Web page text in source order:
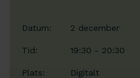
Datum: 2 december
Tid: 19:30 - 20:30
Plats: Digitalt